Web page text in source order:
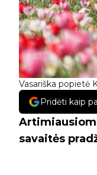
Vasariška popietė
Pridėti kaip
savaitės